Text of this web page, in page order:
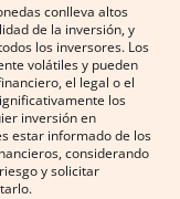
conlleva altos
de la inversión, y
los inversores. Los
volátiles y pueden
el legal o el
los
inversión en
estar informado de los
considerando
y solicitar